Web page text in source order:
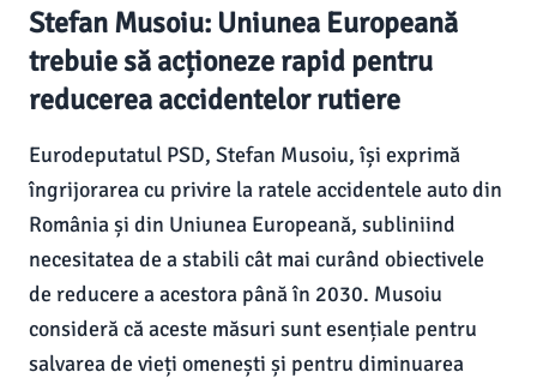
Stefan Musoiu: Uniunea Europeană
trebuie să acționeze rapid pentru
reducerea accidentelor rutiere
Eurodeputatul PSD, Stefan Musoiu, își exprimă
îngrijorarea cu privire la ratele accidentele auto din
România și din Uniunea Europeană, subliniind
necesitatea de a stabili cât mai curând obiectivele
de reducere a acestora până în 2030. Musoiu
consideră că aceste măsuri sunt esențiale pentru
salvarea de vieți omenești și pentru diminuarea